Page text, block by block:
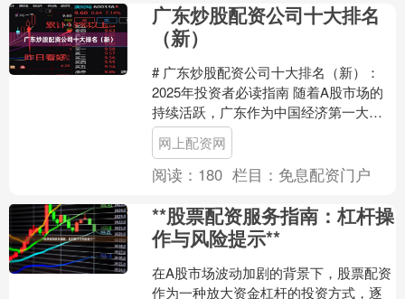
广东炒股配资公司十大排名
（新）
# 广东炒股配资公司十大排名（新）：
2025年投资者必读指南 随着A股市场的
持续活跃，广东作为中国经济第一大
省，炒股配资市场也呈现出蓬勃发展态
势。对于资金有限的....
网上配资网
阅读： 180 栏目： 免息配资门户
**股票配资服务指南：杠杆操
作与风险提示**
在A股市场波动加剧的背景下，股票配资
作为一种放大资金杠杆的投资方式，逐